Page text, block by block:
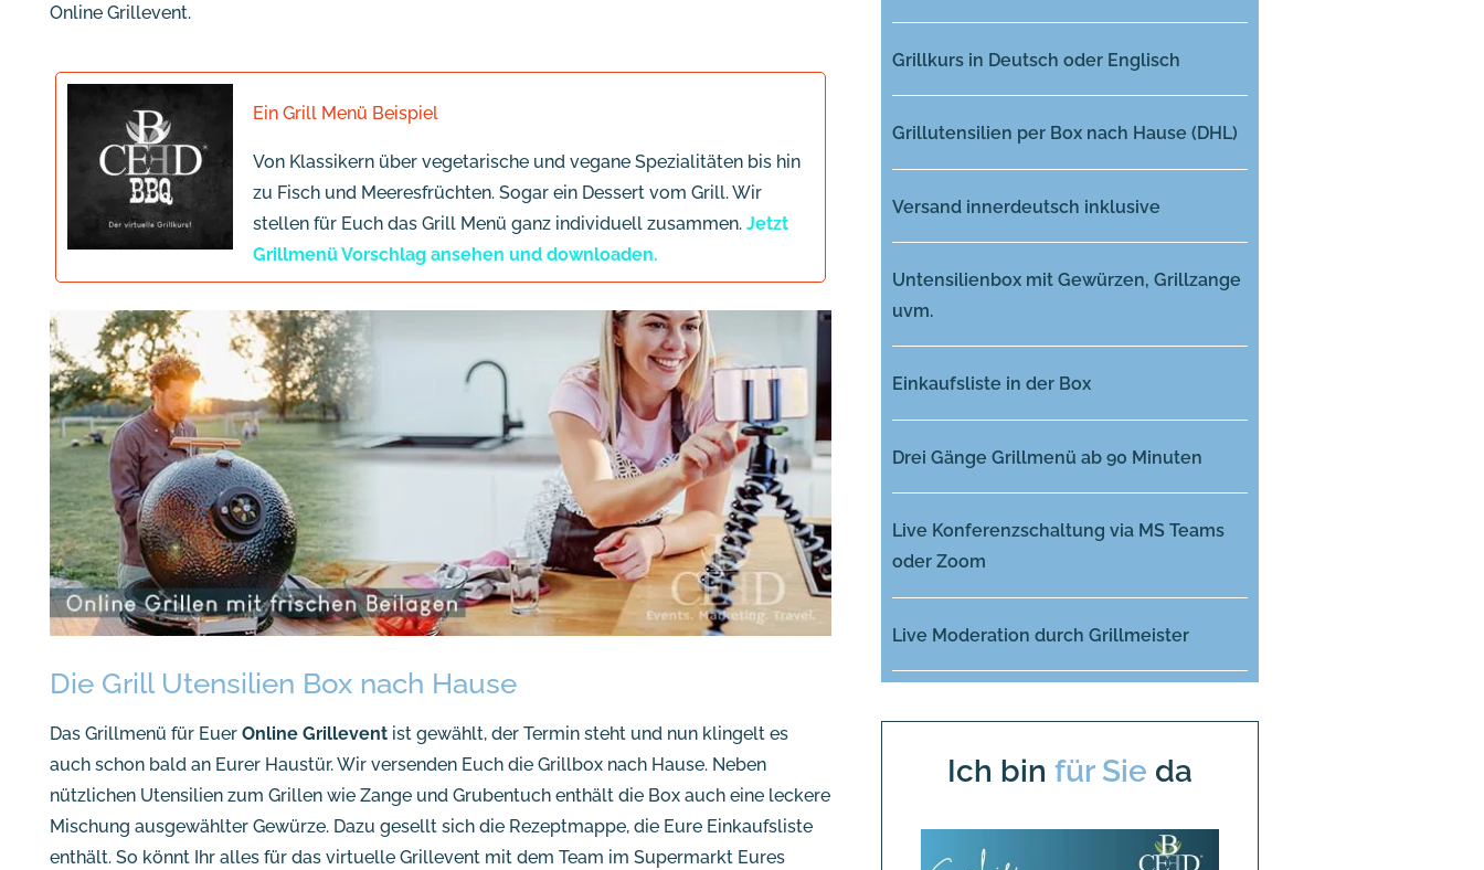
Online Grillevent.
Ein Grill Menü Beispiel
Von Klassikern über vegetarische und vegane Spezialitäten bis hin
zu Fisch und Meeresfrüchten. Sogar ein Dessert vom Grill. Wir
stellen für Euch das Grill Menü ganz individuell zusammen. Jetzt
Grillmenü Vorschlag ansehen und downloaden.
Die Grill Utensilien Box nach Hause
Das Grillmenü für Euer Online Grillevent ist gewählt, der Termin steht und nun klingelt es
auch schon bald an Eurer Haustür. Wir versenden Euch die Grillbox nach Hause. Neben
nützlichen Utensilien zum Grillen wie Zange und Grubentuch enthält die Box auch eine leckere
Mischung ausgewählter Gewürze. Dazu gesellt sich die Rezeptmappe, die Eure Einkaufsliste
enthält. So könnt Ihr alles für das virtuelle Grillevent mit dem Team im Supermarkt Eures
Grillkurs in Deutsch oder Englisch
Grillutensilien per Box nach Hause (DHL)
Versand innerdeutsch inklusive
Untensilienbox mit Gewürzen, Grillzange
uvm.
Einkaufsliste in der Box
Drei Gänge Grillmenü ab 90 Minuten
Live Konferenzschaltung via MS Teams
oder Zoom
Live Moderation durch Grillmeister
Ich bin für Sie da